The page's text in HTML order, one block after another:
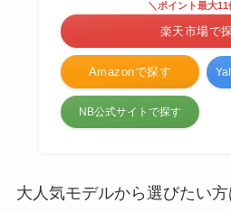
Amazonで探す
＼ポイント最大11
楽天市場で
NB公式サイトで探す
大人気モデルから選びたい